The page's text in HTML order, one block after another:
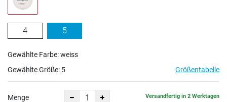
4 5
Gewählte Farbe: weiss
Gewählte Größe: 5 Größentabelle
Menge Versandfertig in 2 Werktagen